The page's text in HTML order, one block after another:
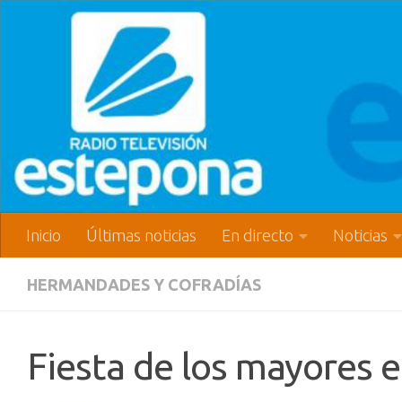
Inicio Últimas noticias En directo Noticias
HERMANDADES Y COFRADÍAS
Fiesta de los mayores